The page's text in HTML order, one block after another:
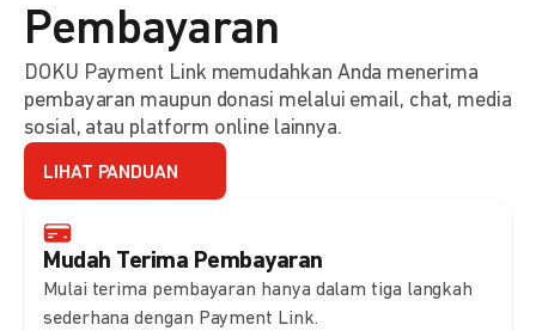
Mudah Terima Pembayaran
Mulai terima pembayaran hanya dalam tiga langkah
sederhana dengan Payment Link.
Pembayaran
DOKU Payment Link memudahkan Anda menerima
pembayaran maupun donasi melalui email, chat, media
sosial, atau platform online lainnya.
LIHAT PANDUAN